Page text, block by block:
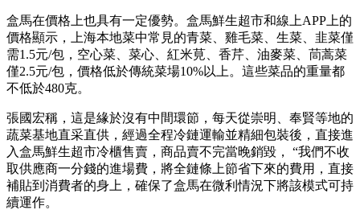
盒馬在價格上也具有一定優勢。盒馬鮮生超市和線上APP上的
價格顯示，上海本地菜中常見的青菜、雞毛菜、生菜、韭菜僅
需1.5元/包，空心菜、菜心、紅米莧、香芹、油麥菜、茼蒿菜
僅2.5元/包，價格低於傳統菜場10%以上。這些菜品的重量都
不低於480克。
張國宏稱，這是緣於沒有中間環節，每天從崇明、奉賢等地的
蔬菜基地直采直供，經過全程冷鏈運輸並精細包裝後，直接進
入盒馬鮮生超市冷櫃售賣，商品賣不完當晚銷毀， “我們不收
取供應商一分錢的進場費，將全鏈條上節省下來的費用，直接
補貼到消費者的身上，確保了盒馬在微利情況下將該模式可持
續運作。